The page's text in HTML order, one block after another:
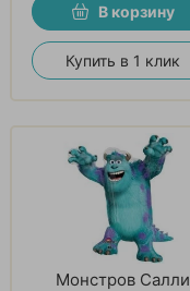
В корзину
Купить в 1 клик
Монстров Салли